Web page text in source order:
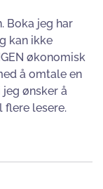
Boka jeg har
kan ikke
økonomisk
å omtale en
ønsker å
flere lesere.